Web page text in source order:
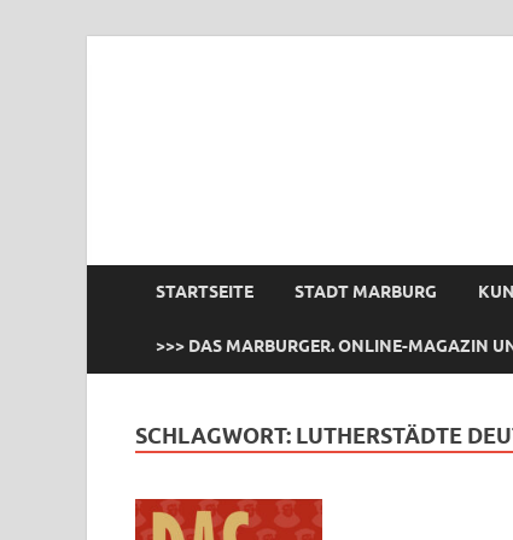
STARTSEITE STADT MARBURG
>>> DAS MARBURGER. ONLINE-MAGAZIN
SCHLAGWORT: LUTHERSTÄDTE